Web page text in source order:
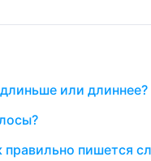
или длиннее?
пишется